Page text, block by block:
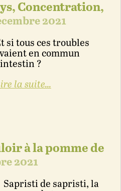
Concentration,
2021
si tous ces troubles
en commun
?
la suite...
à la pomme de
2021
Sapristi de sapristi, la